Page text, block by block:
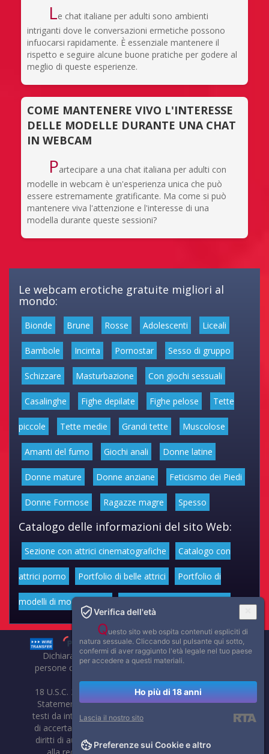
Le chat italiane per adulti sono ambienti
intriganti dove le conversazioni ermetiche possono
infuocarsi rapidamente. È essenziale mantenere il
rispetto e seguire alcune buone pratiche per godere al
meglio di queste esperienze.
COME MANTENERE VIVO L'INTERESSE
DELLE MODELLE DURANTE UNA CHAT
IN WEBCAM
Partecipare a una chat italiana per adulti con
modelle in webcam è un'esperienza unica che può
essere estremamente gratificante. Ma come si può
mantenere viva l'attenzione e l'interesse di una
modella durante queste sessioni?
Le webcam erotiche gratuite migliori al
mondo:
Bionde Brune Rosse Adolescenti Liceali
Bambole Incinta Pornostar Sesso di gruppo
Schizzare Masturbazione Con giochi sessuali
Casalinghe Fighe depilate Fighe pelose Tette
piccole Tette medie Grandi tette Muscolose
Amanti del fumo Giochi anali Donne latine
Donne mature Donne anziane Feticismo dei Piedi
Donne Formose Ragazze magre Spesso
Catalogo delle informazioni del sito Web:
Sezione con attrici cinematografiche Catalogo con
attrici porno Portfolio di belle attrici Portfolio di
modelli di moda volgari
Dichiarazione di non responsabilità: tutti i membri e le
persone che compaiono su questo sito hanno almeno 18
anni.
18 U.S.C. 2257 Record-Keeping Requirements Compliance
Statement. Affaritaliani, prima di pubblicare foto, video o
testi da internet, compie tutte le opportune verifiche al fine
di accertarne il libero regime di circolazione e non violare i
diritti di autore o altri diritti esclusivi di terzi. Per segnalare
Verifica dell'età
Questo sito web ospita contenuti espliciti di
natura sessuale. Cliccando sul pulsante qui sotto,
confermi di aver raggiunto l'età legale nel tuo paese
per accedere a questi materiali.
Ho più di 18 anni
Lascia il nostro sito
Preferenze sui Cookie e altro